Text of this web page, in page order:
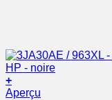
+
Aperçu